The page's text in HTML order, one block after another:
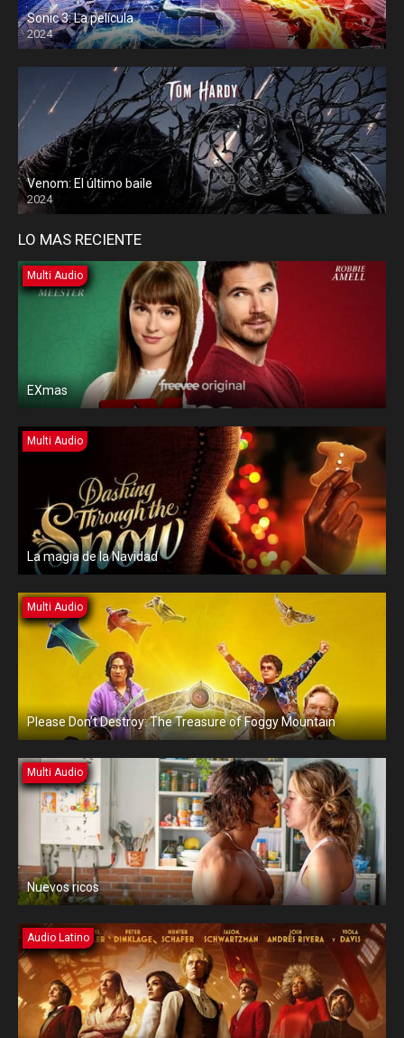
Sonic 3: La película
2024
Venom: El último baile
2024
LO MAS RECIENTE
Multi Audio
EXmas
Multi Audio
La magia de la Navidad
Multi Audio
Please Don’t Destroy: The Treasure of Foggy Mountain
Multi Audio
Nuevos ricos
Audio Latino